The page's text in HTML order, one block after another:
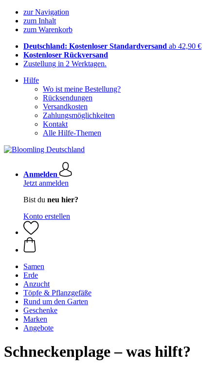
zur Navigation
zum Inhalt
zum Warenkorb
Deutschland: Kostenloser Standardversand ab 42,90 €
Kostenloser Rückversand
Zustellung in 2 Werktagen.
Hilfe
Wo ist meine Bestellung?
Rücksendungen
Versandkosten
Zahlungsmöglichkeiten
Kontakt
Alle Hilfe-Themen
Anmelden
Jetzt anmelden
Bist du neu hier?
Konto erstellen
Samen
Erde
Anzucht
Töpfe & Pflanzgefäße
Rund um den Garten
Geschenke
Marken
Angebote
Schneckenplage – was hilft?